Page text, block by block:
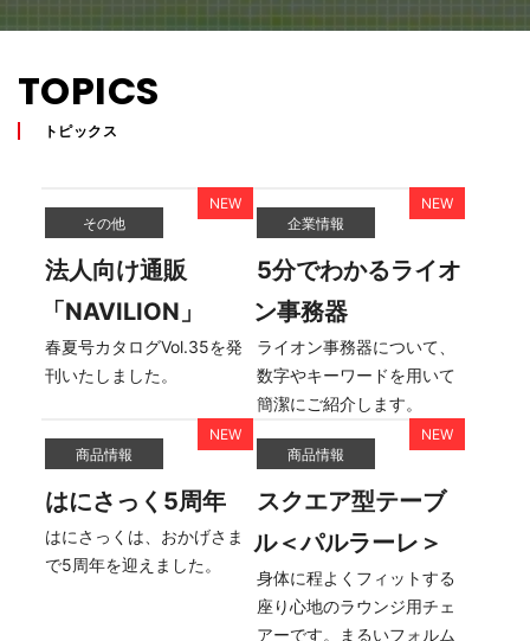
TOPICS
トピックス
その他
法人向け通販
「NAVILION」
春夏号カタログVol.35を発
刊いたしました。
企業情報
5分でわかるライオ
ン事務器
ライオン事務器について、
数字やキーワードを用いて
簡潔にご紹介します。
商品情報
はにさっく5周年
はにさっくは、おかげさま
で5周年を迎えました。
商品情報
スクエア型テーブ
ル＜パルラーレ＞
身体に程よくフィットする
座り心地のラウンジ用チェ
アーです。まるいフォルム